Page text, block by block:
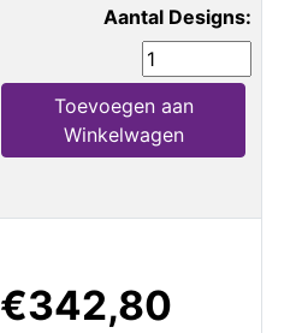
Aantal Designs:
Toevoegen aan
Winkelwagen
€342,80